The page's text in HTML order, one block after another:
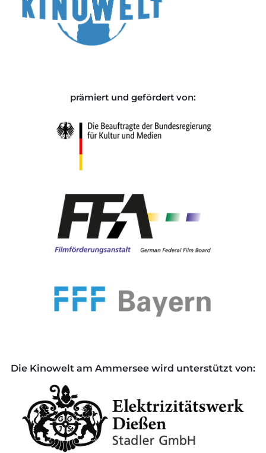
prämiert und gefördert von:
Die Kinowelt am Ammersee wird unterstützt von: